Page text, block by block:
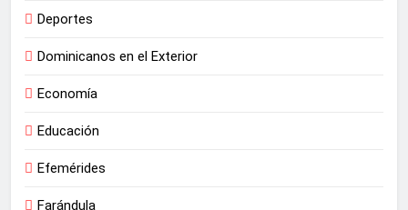
Deportes
Dominicanos en el Exterior
Economía
Educación
Efemérides
Farándula